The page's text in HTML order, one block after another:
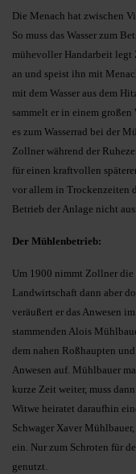
Die Menach hat zwischen
So muss das Wasser zum
mühevoller Handarbeit
an und speist ihn mit
mit dem Wasser aus dem
sammelt er in einem
es zum Wasserrad bei der
Zollner während der
für einen kraftvollen
vor allem in Trockenzeiten
Betrieb der Anlage nicht
Der Mühlenbetrieb:
Um 1900 nimmt Zollner
Landwirtschaft dann aber
veräußert er das Anwesen
stammenden Alois
dem nahen Roßhaupten
Anwesen auf. Mühlbauer
kurze Zeit weiter, muss
Witwe heiratet daraufhin
Schwager Xaver
ein. Nur zum Schroten für
genutzt.